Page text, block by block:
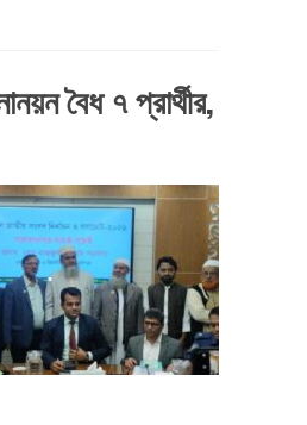
বৈধ ৭ প্রার্থীর,